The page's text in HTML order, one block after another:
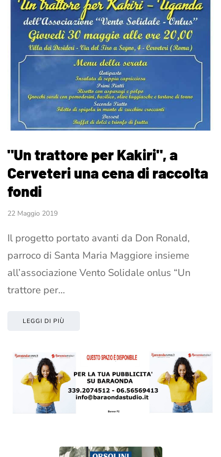
"Un trattore per Kakiri", a
Cerveteri una cena di raccolta
fondi
22 Maggio 2019
Il progetto portato avanti da Don Ronald,
parroco di Santa Maria Maggiore insieme
all’associazione Vento Solidale onlus “Un
trattore per…
LEGGI DI PIÙ